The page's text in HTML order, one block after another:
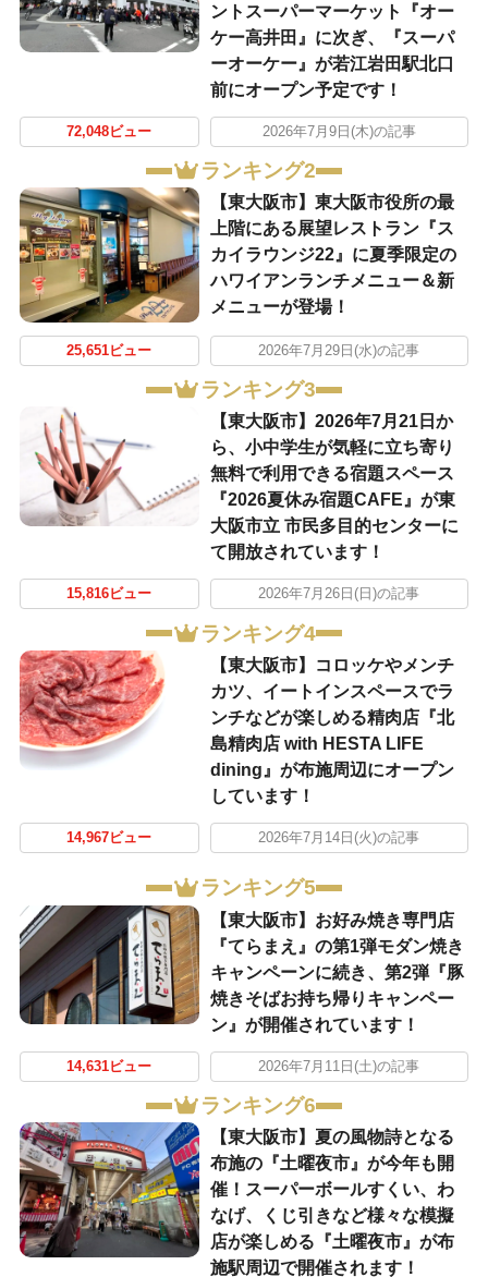
ントスーパーマーケット『オー
ケー高井田』に次ぎ、『スーパ
ーオーケー』が若江岩田駅北口
前にオープン予定です！
72,048ビュー 2026年7月9日(木)の記事
ランキング2
【東大阪市】東大阪市役所の最
上階にある展望レストラン『ス
カイラウンジ22』に夏季限定の
ハワイアンランチメニュー＆新
メニューが登場！
25,651ビュー 2026年7月29日(水)の記事
ランキング3
【東大阪市】2026年7月21日か
ら、小中学生が気軽に立ち寄り
無料で利用できる宿題スペース
『2026夏休み宿題CAFE』が東
大阪市立 市民多目的センターに
て開放されています！
15,816ビュー 2026年7月26日(日)の記事
ランキング4
【東大阪市】コロッケやメンチ
カツ、イートインスペースでラ
ンチなどが楽しめる精肉店『北
島精肉店 with HESTA LIFE
dining』が布施周辺にオープン
しています！
14,967ビュー 2026年7月14日(火)の記事
ランキング5
【東大阪市】お好み焼き専門店
『てらまえ』の第1弾モダン焼き
キャンペーンに続き、第2弾『豚
焼きそばお持ち帰りキャンペー
ン』が開催されています！
14,631ビュー 2026年7月11日(土)の記事
ランキング6
【東大阪市】夏の風物詩となる
布施の『土曜夜市』が今年も開
催！スーパーボールすくい、わ
なげ、くじ引きなど様々な模擬
店が楽しめる『土曜夜市』が布
施駅周辺で開催されます！